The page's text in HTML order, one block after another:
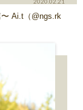
〜 Ai.t（@ngs.rk